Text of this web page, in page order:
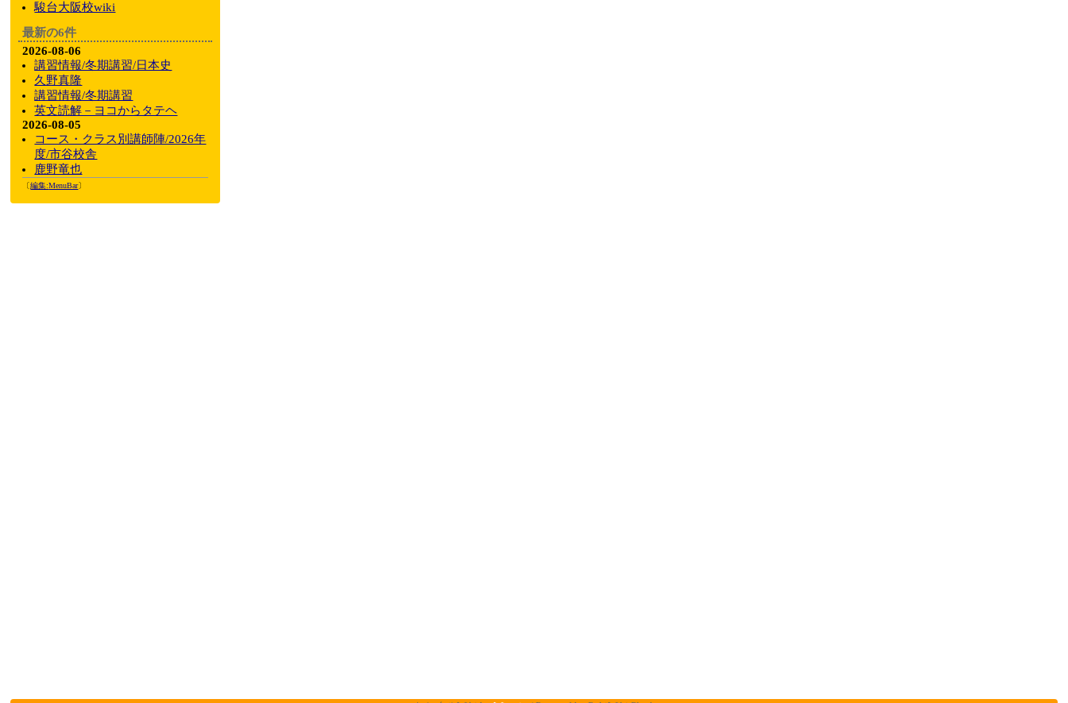
駿台大阪校wiki
最新の6件
2026-08-06
講習情報/冬期講習/日本史
久野真隆
講習情報/冬期講習
英文読解－ヨコからタテヘ
2026-08-05
コース・クラス別講師陣/2026年
度/市谷校舎
鹿野竜也
〔編集:MenuBar〕